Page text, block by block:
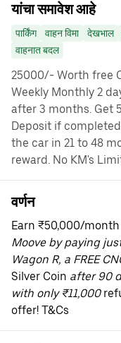
यांचा समावेश आहे
पार्किंग वाहन विमा देखभाल
वाहनात बदल
25000/- Worth free
Weekly Monthly 2
after 3 months. Get
Deposit if
the car in 21 to 48
reward. No KM's
वर्णन
Earn ₹50,000/
Moove by paying
Wagon R, a FREE
Silver Coin after 90
with only ₹11,000
offer! T&Cs